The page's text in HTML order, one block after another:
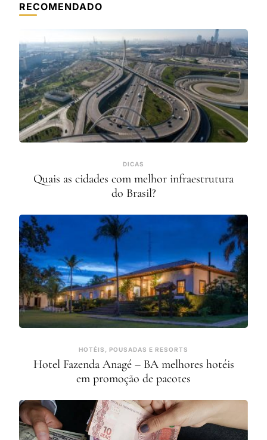
RECOMENDADO
DICAS
Quais as cidades com melhor infraestrutura
do Brasil?
HOTÉIS, POUSADAS E RESORTS
Hotel Fazenda Anagé – BA melhores hotéis
em promoção de pacotes